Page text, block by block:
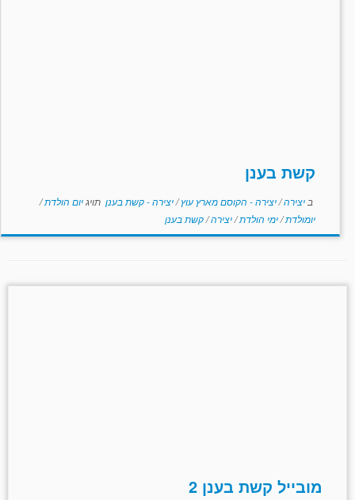
קשת בענן
ב יצירה/יצירה - הקוסם מארץ עוץ/יצירה - קשת בענן תויגיום הולדת/
יומולדת/ימי הולדת/יצירה/קשת בענן
מובייל קשת בענן 2